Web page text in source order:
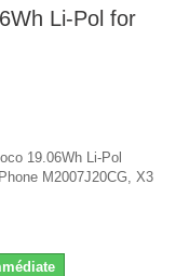
Li-Pol for
19.06Wh Li-Pol
M2007J20CG, X3